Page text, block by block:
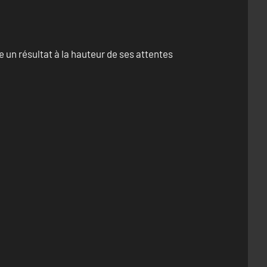
résultat à la hauteur de ses attentes